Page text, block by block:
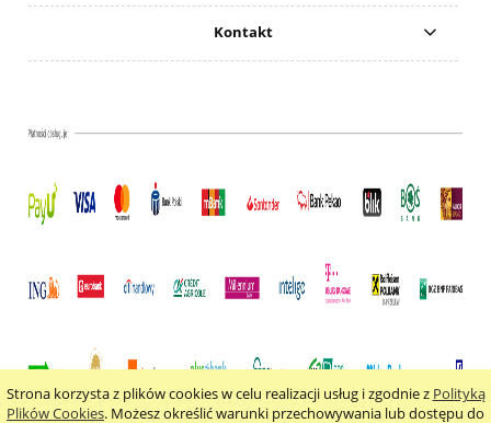
Strona korzysta z plików cookies w celu realizacji usług i zgodnie z Polityką
Plików Cookies. Możesz określić warunki przechowywania lub dostępu do
Kontakt
pokaż pełną wersję strony